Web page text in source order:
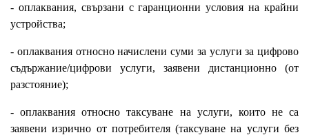
- оплаквания, свързани с гаранционни условия на крайни
устройства;
- оплаквания относно начислени суми за услуги за цифрово
съдържание/цифрови услуги, заявени дистанционно (от
разстояние);
- оплаквания относно таксуване на услуги, които не са
заявени изрично от потребителя (таксуване на услуги без